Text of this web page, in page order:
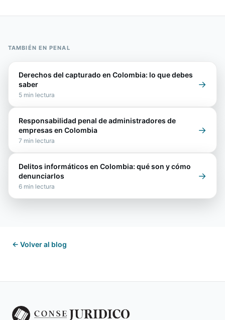
TAMBIÉN ENPENAL
Derechos del capturado en Colombia: lo que debes
saber
5 min lectura
→
Responsabilidad penal de administradores de
empresas en Colombia
7 min lectura
→
Delitos informáticos en Colombia: qué son y cómo
denunciarlos
6 min lectura
→
← Volver al blog